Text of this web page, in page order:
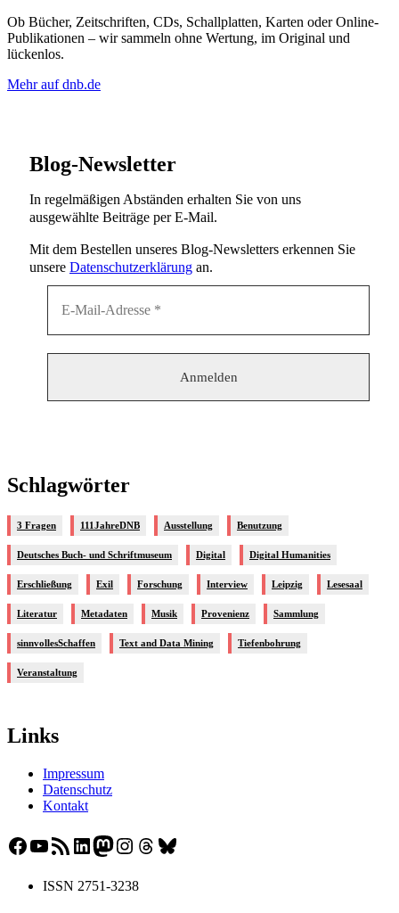
Ob Bücher, Zeitschriften, CDs, Schallplatten, Karten oder Online-
Publikationen – wir sammeln ohne Wertung, im Original und
lückenlos.
Mehr auf dnb.de
Blog-Newsletter
In regelmäßigen Abständen erhalten Sie von uns
ausgewählte Beiträge per E-Mail.
Mit dem Bestellen unseres Blog-Newsletters erkennen Sie
unsere Datenschutzerklärung an.
Schlagwörter
3 Fragen 111JahreDNB Ausstellung Benutzung
Deutsches Buch- und Schriftmuseum Digital Digital Humanities
Erschließung Exil Forschung Interview Leipzig Lesesaal
Literatur Metadaten Musik Provenienz Sammlung
sinnvollesSchaffen Text and Data Mining Tiefenbohrung
Veranstaltung
Links
Impressum
Datenschutz
Kontakt
Facebook YouTube RSS-Feed LinkedIn Mastodon Instagram Threads Bluesky
ISSN 2751-3238